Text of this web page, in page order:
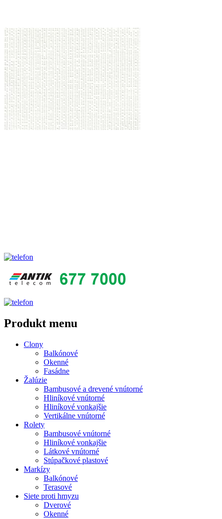
Produkt menu
Clony
Balkónové
Okenné
Fasádne
Žalúzie
Bambusové a drevené vnútorné
Hliníkové vnútorné
Hliníkové vonkajšie
Vertikálne vnútorné
Rolety
Bambusové vnútorné
Hliníkové vonkajšie
Látkové vnútorné
Stúpačkové plastové
Markízy
Balkónové
Terasové
Siete proti hmyzu
Dverové
Okenné